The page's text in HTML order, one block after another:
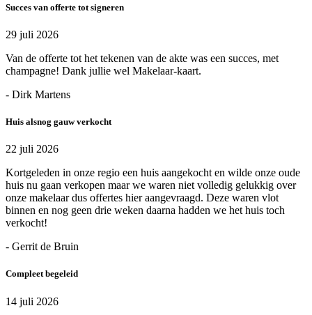
Succes van offerte tot signeren
29 juli 2026
Van de offerte tot het tekenen van de akte was een succes, met
champagne! Dank jullie wel Makelaar-kaart.
- Dirk Martens
Huis alsnog gauw verkocht
22 juli 2026
Kortgeleden in onze regio een huis aangekocht en wilde onze oude
huis nu gaan verkopen maar we waren niet volledig gelukkig over
onze makelaar dus offertes hier aangevraagd. Deze waren vlot
binnen en nog geen drie weken daarna hadden we het huis toch
verkocht!
- Gerrit de Bruin
Compleet begeleid
14 juli 2026